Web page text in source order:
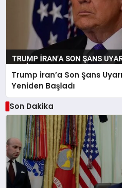
Trump İran’a Son Şans
Yeniden Başladı
Son Dakika